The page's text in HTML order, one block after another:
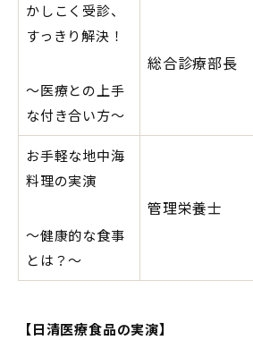
かしこく受診、
すっきり解決！
～医療との上手
な付き合い方～
総合診療部長
お手軽な地中海
料理の実演
～健康的な食事
とは？～
管理栄養士
【日清医療食品の実演】